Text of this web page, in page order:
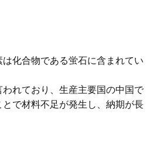
化合物である蛍石に含まれてい
れており、生産主要国の中国で
で材料不足が発生し、納期が長